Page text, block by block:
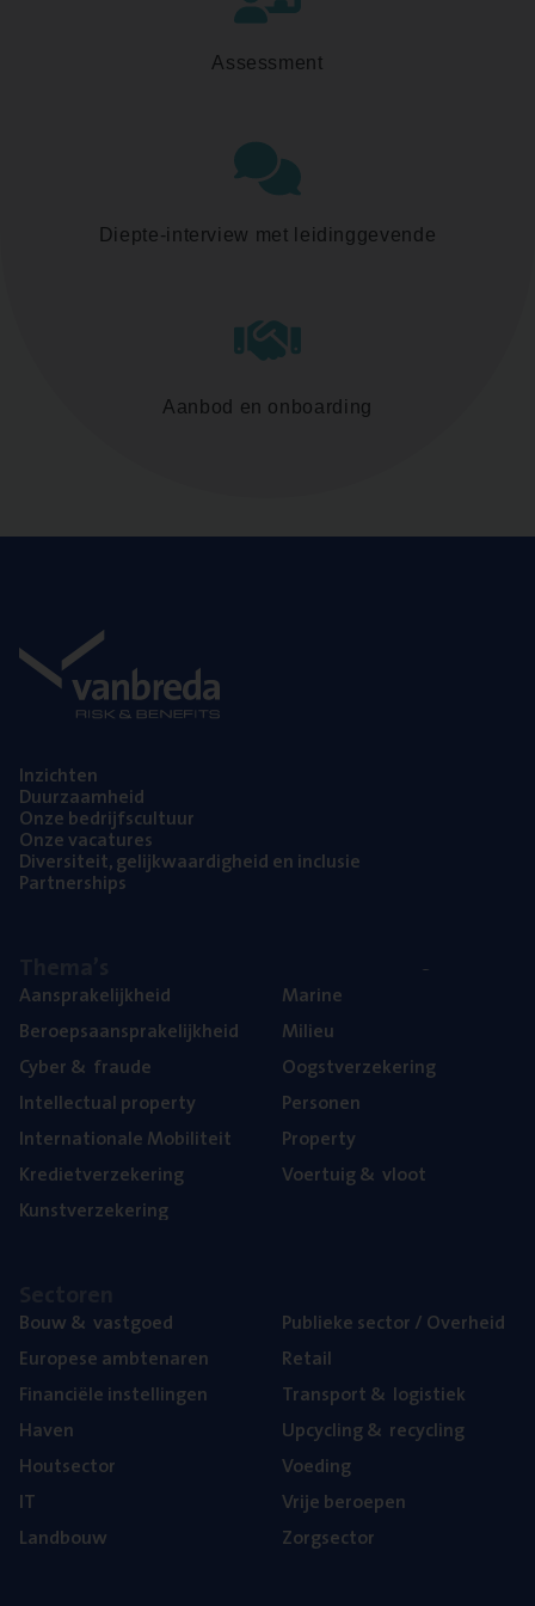
Assessment
Diepte-interview met leidinggevende
Aanbod en onboarding
Inzich­ten
Duur­zaam­heid
Onze bedrijfs­cul­tuur
Onze vaca­tu­res
Diver­si­teit, gelijk­waar­dig­heid en inclusie
Part­ner­ships
Aan­spra­ke­lijk­heid
Beroeps­aan­spra­ke­lijk­heid
Cyber& fraude
Intel­lec­tu­al property
Inter­na­ti­o­na­le Mobiliteit
Kre­diet­ver­ze­ke­ring
Kunst­ver­ze­ke­ring
Mari­ne
Mili­eu
Oogst­ver­ze­ke­ring
Per­so­nen
Pro­per­ty
Voer­tuig& vloot
Bouw& vastgoed
Euro­pe­se ambtenaren
Finan­ci­ë­le instellingen
Haven
Hout­sec­tor
IT
Land­bouw
Publie­ke sec­tor / Overheid
Retail
Trans­port& logistiek
Upcy­cling& recycling
Voe­ding
Vrije beroe­pen
Zorg­sec­tor